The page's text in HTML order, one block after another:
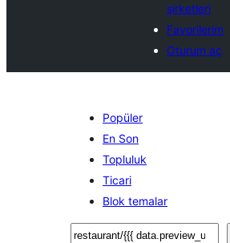
şirketleri
Favorilerim
Oturum aç
Popüler
En Son
Topluluk
Ticari
Blok temalar
Ara